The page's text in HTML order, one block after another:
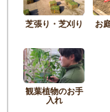
芝張り・芝刈り お
観葉植物のお手
入れ